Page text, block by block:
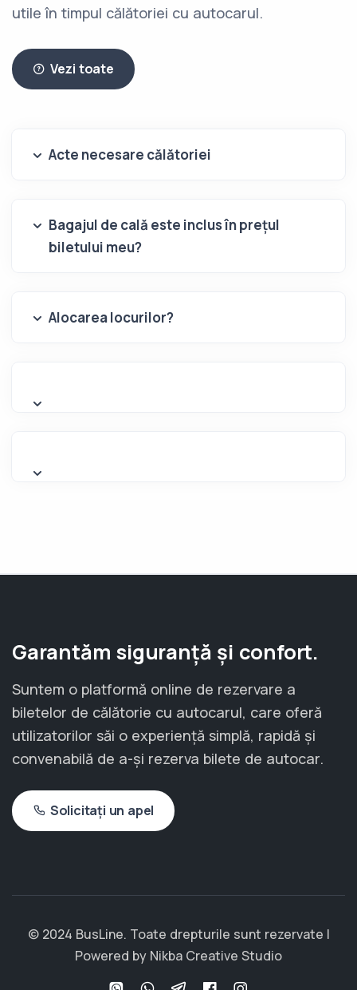
utile în timpul călătoriei cu autocarul.
Vezi toate
Acte necesare călătoriei
Bagajul de cală este inclus în prețul
biletului meu?
Alocarea locurilor?
Garantăm siguranță și confort.
Suntem o platformă online de rezervare a
biletelor de călătorie cu autocarul, care oferă
utilizatorilor săi o experiență simplă, rapidă și
convenabilă de a-și rezerva bilete de autocar.
Solicitați un apel
© 2024 BusLine. Toate drepturile sunt rezervate |
Powered by Nikba Creative Studio